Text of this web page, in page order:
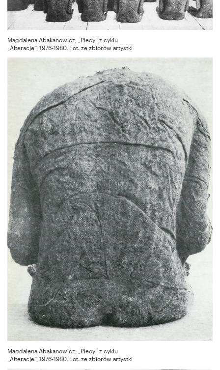
Magdalena Abakanowicz, „Plecy” z cyklu
„Alteracje”, 1976-1980. Fot. ze zbiorów artystki
Magdalena Abakanowicz, „Plecy” z cyklu
„Alteracje”, 1976-1980. Fot. ze zbiorów artystki